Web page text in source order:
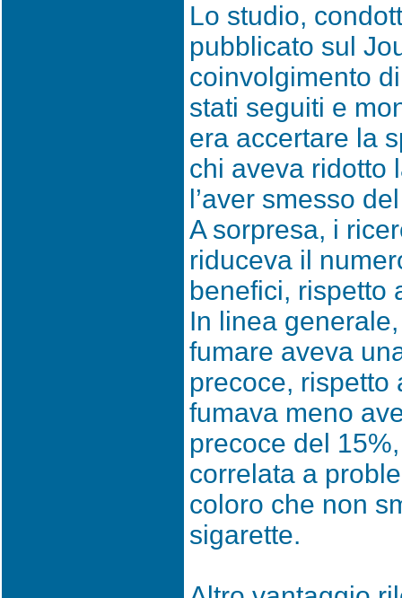
Lo studio,
pubblicato sul
coinvolgimento
stati seguiti e
era accertare la
chi aveva ridotto
l’aver smesso
A sorpresa, i
riduceva il
benefici, rispetto
In linea
fumare aveva
precoce, rispetto
fumava meno
precoce del
correlata a
coloro che non
sigarette.